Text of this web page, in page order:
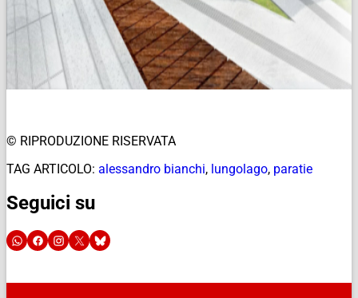
© RIPRODUZIONE RISERVATA
TAG ARTICOLO: alessandro bianchi, lungolago, paratie
Seguici su